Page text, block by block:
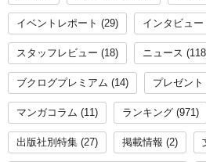
イベントレポート (29) インタビュー
スタッフレビュー (18) ニュース
ブクログプレミアム (14) プレゼント
マンガコラム (11) ランキング (971)
出版社別特集 (27) 掲載情報 (2)